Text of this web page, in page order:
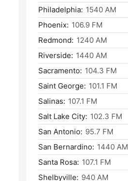
Philadelphia: 1540 AM
Phoenix: 106.9 FM
Redmond: 1240 AM
Riverside: 1440 AM
Sacramento: 104.3 FM
Saint George: 101.1 FM
Salinas: 107.1 FM
Salt Lake City: 102.3 FM
San Antonio: 95.7 FM
San Bernardino: 1440 AM
Santa Rosa: 107.1 FM
Shelbyville: 940 AM